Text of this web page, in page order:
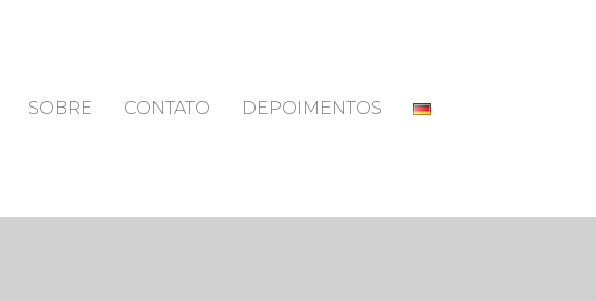
SOBRE CONTATO DEPOIMENTOS